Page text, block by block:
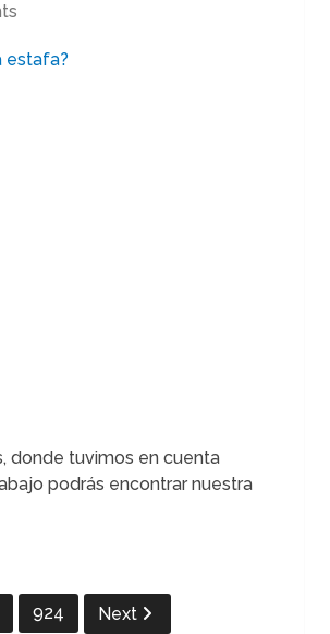
donde tuvimos en cuenta
podrás encontrar nuestra
924 Next